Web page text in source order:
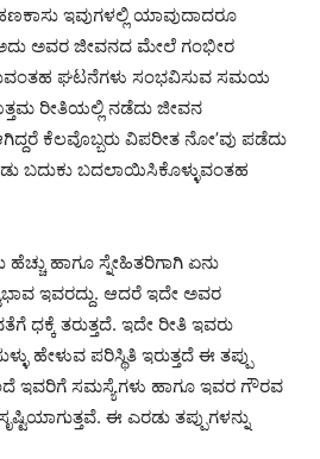
ಇವುಗಳಲ್ಲಿ ಯಾವುದಾದರೂ
ಅವರ ಜೀವನದ ಮೇಲೆ ಗಂಭೀರ
ಘಟನೆಗಳು ಸಂಭವಿಸುವ ಸಮಯ
ರೀತಿಯಲ್ಲಿ ನಡೆದು ಜೀವನ
ಕೆಲವೊಬ್ಬರು ವಿಪರೀತ ನೋ’ವು ಪಡೆದು
ಬದುಕು ಬದಲಾಯಿಸಿಕೊಳ್ಳುವಂತಹ
ಹಾಗೂ ಸ್ನೇಹಿತರಿಗಾಗಿ ಏನು
ಇವರದ್ದು. ಆದರೆ ಇದೇ ಅವರ
ಧಕ್ಕೆ ತರುತ್ತದೆ. ಇದೇ ರೀತಿ ಇವರು
ಹೇಳುವ ಪರಿಸ್ಥಿತಿ ಇರುತ್ತದೆ ಈ ತಪ್ಪು
ಇವರಿಗೆ ಸಮಸ್ಯೆಗಳು ಹಾಗೂ ಇವರ ಗೌರವ
ಈ ಎರಡು ತಪ್ಪುಗಳನ್ನು